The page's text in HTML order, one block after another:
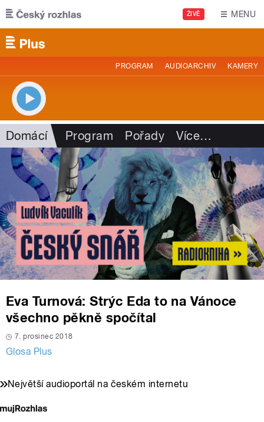
Přejít k hlavnímu obsahu
ŽIVĚ MENU
PROGRAM AUDIOARCHIV KAMERY
Domácí Program Pořady Více…
Eva Turnová: Strýc Eda to na Vánoce
všechno pěkně spočítal
7. prosinec 2018
Glosa Plus
Největší audioportál na českém internetu